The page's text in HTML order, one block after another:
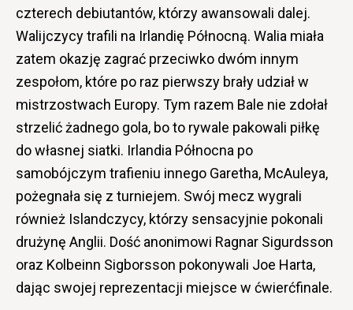
czterech debiutantów, którzy awansowali dalej.
Walijczycy trafili na Irlandię Północną. Walia miała
zatem okazję zagrać przeciwko dwóm innym
zespołom, które po raz pierwszy brały udział w
mistrzostwach Europy. Tym razem Bale nie zdołał
strzelić żadnego gola, bo to rywale pakowali piłkę
do własnej siatki. Irlandia Północna po
samobójczym trafieniu innego Garetha, McAuleya,
pożegnała się z turniejem. Swój mecz wygrali
również Islandczycy, którzy sensacyjnie pokonali
drużynę Anglii. Dość anonimowi Ragnar Sigurdsson
oraz Kolbeinn Sigborsson pokonywali Joe Harta,
dając swojej reprezentacji miejsce w ćwierćfinale.